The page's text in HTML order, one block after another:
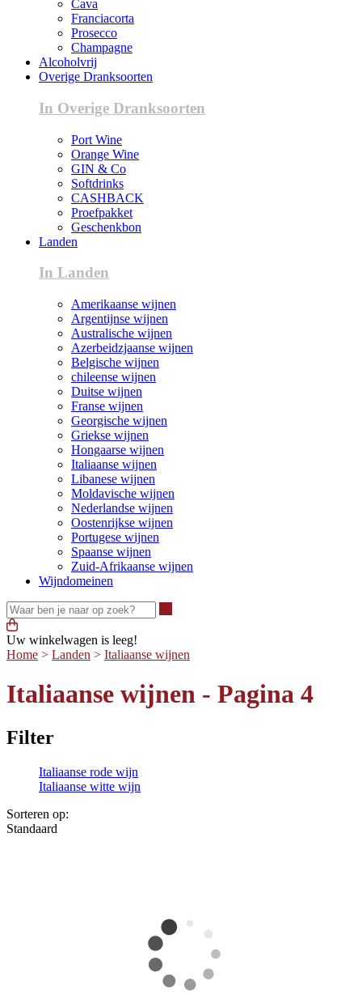
Cava
Franciacorta
Prosecco
Champagne
Alcoholvrij
Overige Dranksoorten
In Overige Dranksoorten
Port Wine
Orange Wine
GIN & Co
Softdrinks
CASHBACK
Proefpakket
Geschenkbon
Landen
In Landen
Amerikaanse wijnen
Argentijnse wijnen
Australische wijnen
Azerbeidzjaanse wijnen
Belgische wijnen
chileense wijnen
Duitse wijnen
Franse wijnen
Georgische wijnen
Griekse wijnen
Hongaarse wijnen
Italiaanse wijnen
Libanese wijnen
Moldavische wijnen
Nederlandse wijnen
Oostenrijkse wijnen
Portugese wijnen
Spaanse wijnen
Zuid-Afrikaanse wijnen
Wijndomeinen
Uw winkelwagen is leeg!
Home > Landen > Italiaanse wijnen
Italiaanse wijnen - Pagina 4
Filter
Italiaanse rode wijn
Italiaanse witte wijn
Sorteren op:
Standaard